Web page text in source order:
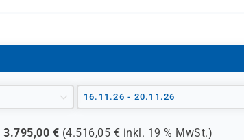
16.11.26 - 20.11.26
3.795,00 € (4.516,05 € inkl. 19 % MwSt.)